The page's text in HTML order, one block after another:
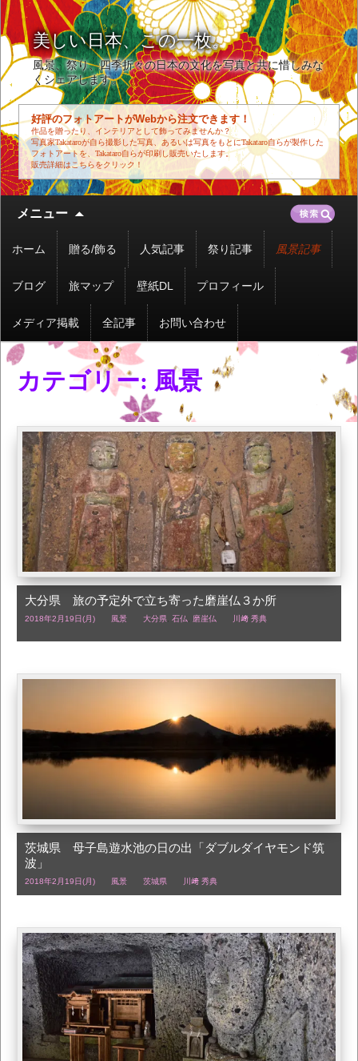
美しい日本、この一枚。
風景、祭り、四季折々の日本の文化を写真と共に惜しみな
くシェアします。
好評のフォトアートがWebから注文できます！
作品を贈ったり、インテリアとして飾ってみませんか？
写真家Takataroが自ら撮影した写真、あるいは写真をもとにTakataro自らが製作した
フォトアートを、Takataro自らが印刷し販売いたします。
販売詳細はこちらをクリック！
メニュー
テ
ツ
移
動
ホーム 贈る/飾る 人気記事 祭り記事 風景記事
ブログ 旅マップ 壁紙DL プロフィール
メディア掲載 全記事 お問い合わせ
検
索:
カテゴリー: 風景
大分県 旅の予定外で立ち寄った磨崖仏３か所
2018年2月19日(月) 風景 大分県 石仏 磨崖仏 川﨑 秀典
茨城県 母子島遊水池の日の出「ダブルダイヤモンド筑
波」
2018年2月19日(月) 風景 茨城県 川﨑 秀典